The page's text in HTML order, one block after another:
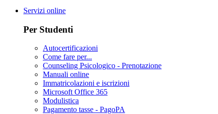
Servizi online
Per Studenti
Autocertificazioni
Come fare per...
Counseling Psicologico - Prenotazione
Manuali online
Immatricolazioni e iscrizioni
Microsoft Office 365
Modulistica
Pagamento tasse - PagoPA